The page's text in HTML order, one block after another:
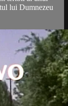
lui Dumnezeu